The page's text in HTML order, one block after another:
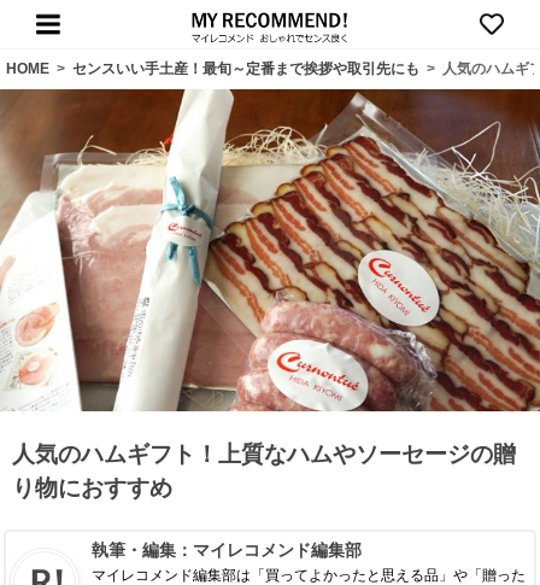
HOME > センスいい手土産！最旬～定番まで挨拶や取引先にも > 人気のハムギ
人気のハムギフト！上質なハムやソーセージの贈
り物におすすめ
執筆・編集： マイレコメンド編集部
マイレコメンド編集部は「買ってよかったと思える品」や「贈った